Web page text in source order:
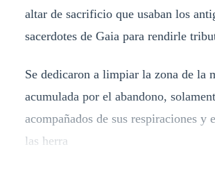
altar de sacrificio que usaban los
sacerdotes de Gaia para rendirle
Se dedicaron a limpiar la zona de la
acumulada por el abandono,
acompañados de sus respiraciones y
las herra